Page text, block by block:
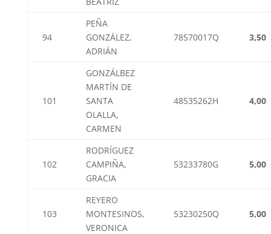
94
PEÑA
GONZÁLEZ,
ADRIÁN
78570017Q 3,50
101
GONZÁLBEZ
MARTÍN DE
SANTA
OLALLA,
CARMEN
48535262H 4,00
102
RODRÍGUEZ
CAMPIÑA,
GRACIA
53233780G 5,00
103
REYERO
MONTESINOS,
VERONICA
53230250Q 5,00